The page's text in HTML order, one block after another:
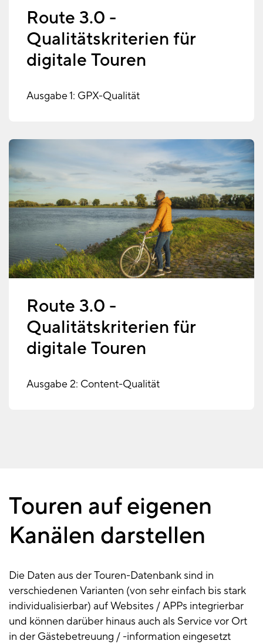
Route 3.0 -
Qualitätskriterien für
digitale Touren
Ausgabe 1: GPX-Qualität
Route 3.0 -
Qualitätskriterien für
digitale Touren
Ausgabe 2: Content-Qualität
Touren
auf
eigenen
Kanälen
Touren auf eigenen
Kanälen darstellen
Die Daten aus der Touren-Datenbank sind in
verschiedenen Varianten (von sehr einfach bis stark
individualisierbar) auf Websites / APPs integrierbar
und können darüber hinaus auch als Service vor Ort
in der Gästebetreuung / -information eingesetzt